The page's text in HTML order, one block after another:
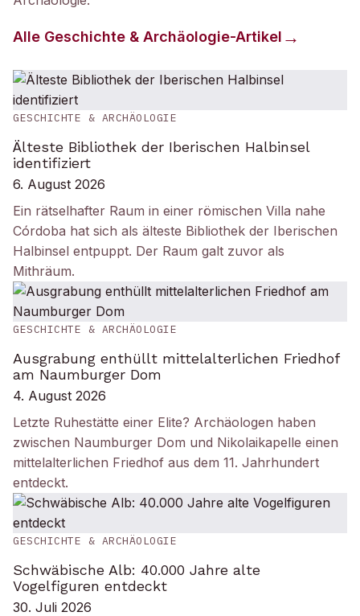
Alle Geschichte & Archäologie-Artikel
GESCHICHTE & ARCHÄOLOGIE
Älteste Bibliothek der Iberischen Halbinsel
identifiziert
6. August 2026
Ein rätselhafter Raum in einer römischen Villa nahe
Córdoba hat sich als älteste Bibliothek der Iberischen
Halbinsel entpuppt. Der Raum galt zuvor als
Mithräum.
GESCHICHTE & ARCHÄOLOGIE
Ausgrabung enthüllt mittelalterlichen Friedhof
am Naumburger Dom
4. August 2026
Letzte Ruhestätte einer Elite? Archäologen haben
zwischen Naumburger Dom und Nikolaikapelle einen
mittelalterlichen Friedhof aus dem 11. Jahrhundert
entdeckt.
GESCHICHTE & ARCHÄOLOGIE
Schwäbische Alb: 40.000 Jahre alte
Vogelfiguren entdeckt
30. Juli 2026